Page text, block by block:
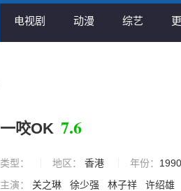
电视剧 动漫 综艺
一咬OK 7.6
类型： 地区： 香港 年份： 1990
主演：
关之琳 徐少强 林子祥 许绍雄